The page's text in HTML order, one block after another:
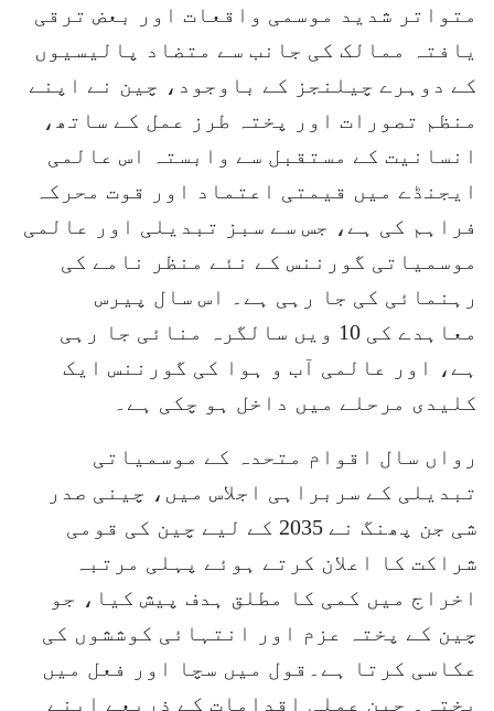
متواتر شدید موسمی واقعات اور بعض ترقی
یافتہ ممالک کی جانب سے متضاد پالیسیوں
کے دوہرے چیلنجز کے باوجود، چین نے اپنے
منظم تصورات اور پختہ طرز عمل کے ساتھ،
انسانیت کے مستقبل سے وابستہ اس عالمی
ایجنڈے میں قیمتی اعتماد اور قوت محرکہ
فراہم کی ہے، جس سے سبز تبدیلی اور عالمی
موسمیاتی گورننس کے نئے منظر نامے کی
رہنمائی کی جا رہی ہے۔ اس سال پیرس
معاہدے کی 10 ویں سالگرہ منائی جا رہی
ہے، اور عالمی آب و ہوا کی گورننس ایک
کلیدی مرحلے میں داخل ہو چکی ہے۔
رواں سال اقوام متحدہ کے موسمیاتی
تبدیلی کے سربراہی اجلاس میں، چینی صدر
شی جن پھنگ نے 2035 کے لیے چین کی قومی
شراکت کا اعلان کرتے ہوئے پہلی مرتبہ
اخراج میں کمی کا مطلق ہدف پیش کیا، جو
چین کے پختہ عزم اور انتہائی کوششوں کی
عکاسی کرتا ہے۔قول میں سچا اور فعل میں
پختہ۔ چین عملی اقدامات کے ذریعے اپنے